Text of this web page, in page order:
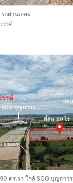
ถผ่านเยอะ
รรค์
ตร.วา ใกล้ SCG บุญถาว